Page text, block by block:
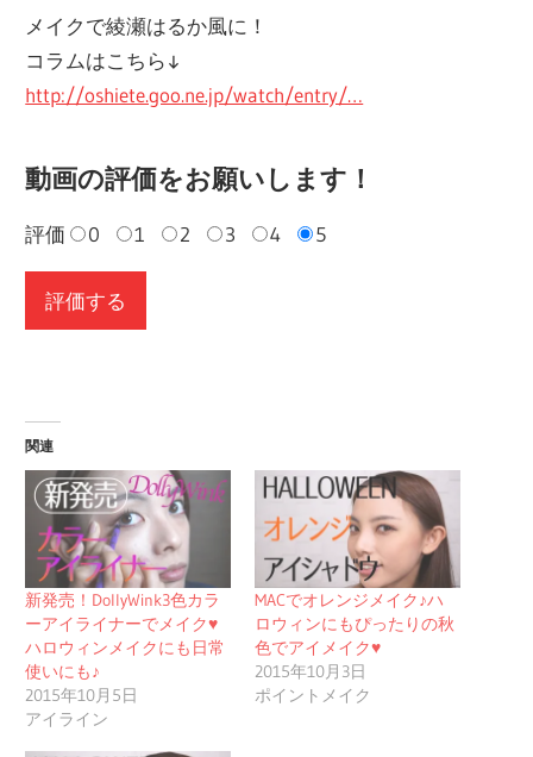
メイクで綾瀬はるか風に！
コラムはこちら↓
http://oshiete.goo.ne.jp/watch/entry/…
動画の評価をお願いします！
評価 0 1 2 3 4 5
関連
新発売！DollyWink3色カラ
ーアイライナーでメイク♥
ハロウィンメイクにも日常
使いにも♪
2015年10月5日
アイライン
MACでオレンジメイク♪ハ
ロウィンにもぴったりの秋
色でアイメイク♥
2015年10月3日
ポイントメイク